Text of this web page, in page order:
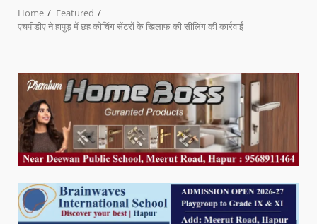
Home
Featured
एचपीडीए ने हापुड़ में छह कोचिंग सेंटरों के खिलाफ की सीलिंग की कार्रवाई